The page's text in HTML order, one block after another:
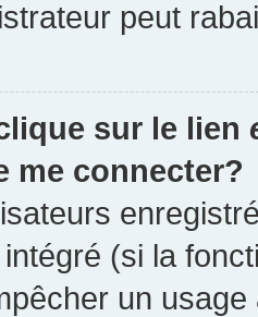
peut
sur le lien
me connecter?
(si la
un